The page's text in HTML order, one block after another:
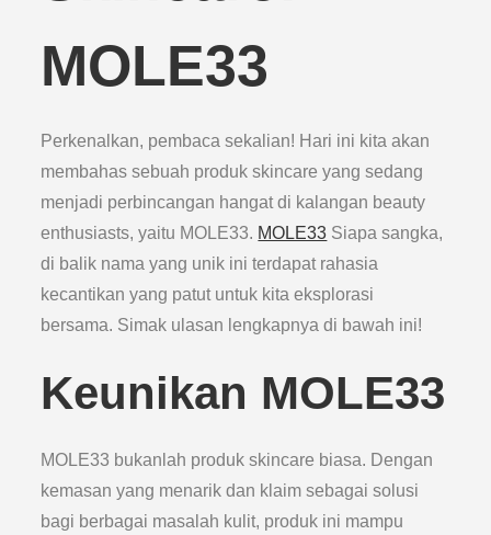
MOLE33
Perkenalkan, pembaca sekalian! Hari ini kita akan
membahas sebuah produk skincare yang sedang
menjadi perbincangan hangat di kalangan beauty
enthusiasts, yaitu MOLE33. MOLE33 Siapa sangka,
di balik nama yang unik ini terdapat rahasia
kecantikan yang patut untuk kita eksplorasi
bersama. Simak ulasan lengkapnya di bawah ini!
Keunikan MOLE33
MOLE33 bukanlah produk skincare biasa. Dengan
kemasan yang menarik dan klaim sebagai solusi
bagi berbagai masalah kulit, produk ini mampu